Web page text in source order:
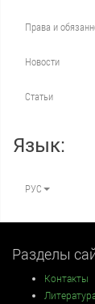
Права и
Новости
Статьи
Язык:
РУС
Разделы
Контакты